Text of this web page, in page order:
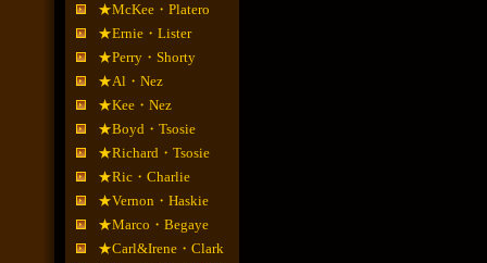
★McKee・Platero
★Ernie・Lister
★Perry・Shorty
★Al・Nez
★Kee・Nez
★Boyd・Tsosie
★Richard・Tsosie
★Ric・Charlie
★Vernon・Haskie
★Marco・Begaye
★Carl&Irene・Clark